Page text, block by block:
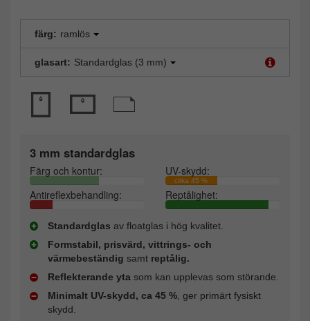
färg: ramlös
glasart: Standardglas (3 mm)
3 mm standardglas
Färg och kontur: UV-skydd:
cirka 45 %
Antireflexbehandling: Reptålighet:
Standardglas av floatglas i hög kvalitet.
Formstabil, prisvärd, vittrings- och
värmebeständig samt reptålig.
Reflekterande yta som kan upplevas som störande.
Minimalt UV-skydd, ca 45 % , ger primärt fysiskt
skydd.